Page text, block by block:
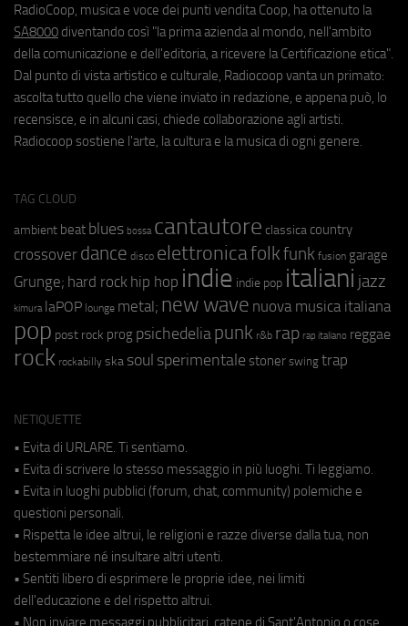
RadioCoop, musica e voce dei punti vendita Coop, ha ottenuto la
SA8000 diventando così "la prima azienda al mondo, nell'ambito
della comunicazione e dell'editoria, a ricevere la Certificazione etica".
Dal punto di vista artistico e culturale, Radiocoop vanta un primato:
ascolta tutto quello che viene inviato in redazione, e appena può, lo
recensisce, e in alcuni casi, chiede collaborazione agli artisti.
Radiocoop sostiene l'arte, la cultura e la musica di ogni genere.
TAG CLOUD
ambient beat blues bossa cantautore classica country
crossover dance disco elettronicafolkfunk fusion garage
Grunge; hard rock hip hop indie indie pop italiani jazz
kimura laPOP lounge metal; new wave nuova musica italiana
pop post rock prog psichedeliapunk r&b rap rap italiano reggae
rock rockabilly ska soul sperimentale stoner swing trap
NETIQUETTE
• Evita di URLARE. Ti sentiamo.
• Evita di scrivere lo stesso messaggio in più luoghi. Ti leggiamo.
• Evita in luoghi pubblici (forum, chat, community) polemiche e
questioni personali.
• Rispetta le idee altrui, le religioni e razze diverse dalla tua, non
bestemmiare né insultare altri utenti.
• Sentiti libero di esprimere le proprie idee, nei limiti
dell'educazione e del rispetto altrui.
• Non inviare messaggi pubblicitari, catene di Sant'Antonio o cose